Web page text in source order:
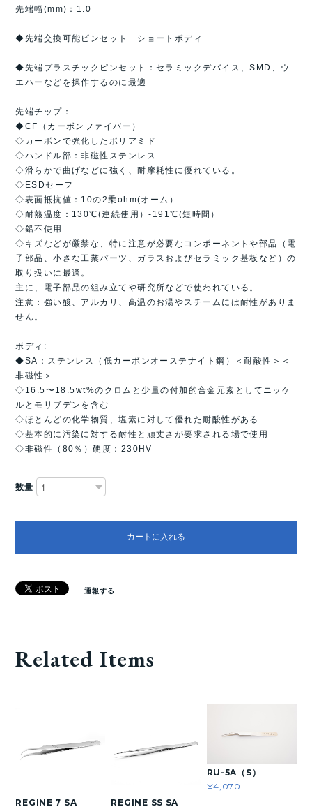
先端幅(mm)：1.0
◆先端交換可能ピンセット ショートボディ
◆先端プラスチックピンセット：セラミックデバイス、SMD、ウ
エハーなどを操作するのに最適
先端チップ：
◆CF（カーボンファイバー）
◇カーボンで強化したポリアミド
◇ハンドル部：非磁性ステンレス
◇滑らかで曲げなどに強く、耐摩耗性に優れている。
◇ESDセーフ
◇表面抵抗値：10の2乗ohm(オーム）
◇耐熱温度：130℃(連続使用）-191℃(短時間）
◇鉛不使用
◇キズなどが厳禁な、特に注意が必要なコンポーネントや部品（電
子部品、小さな工業パーツ、ガラスおよびセラミック基板など）の
取り扱いに最適。
主に、電子部品の組み立てや研究所などで使われている。
注意：強い酸、アルカリ、高温のお湯やスチームには耐性がありま
せん。
ボディ:
◆SA：ステンレス（低カーボンオーステナイト鋼）＜耐酸性＞＜
非磁性＞
◇16.5〜18.5wt%のクロムと少量の付加的合金元素としてニッケ
ルとモリブデンを含む
◇ほとんどの化学物質、塩素に対して優れた耐酸性がある
◇基本的に汚染に対する耐性と頑丈さが要求される場で使用
◇非磁性（80％）硬度：230HV
数量
カートに入れる
通報する
Related Items
REGINE 7 SA
REGINE SS SA
RU-5A（S）
¥4,070